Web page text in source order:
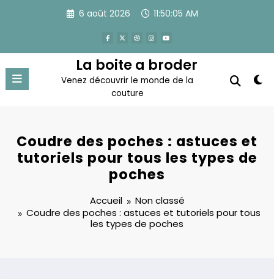
6 août 2026 11:50:06 AM
La boite a broder
Venez découvrir le monde de la
couture
Coudre des poches : astuces et
tutoriels pour tous les types de
poches
Accueil
Non classé
Coudre des poches : astuces et tutoriels pour tous
les types de poches